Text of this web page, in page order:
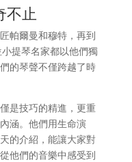
不止
帕爾曼和穆特，再到
提琴名家都以他們獨
的琴聲不僅跨越了時
是技巧的精進，更重
涵。他們用生命演
的介紹，能讓大家對
他們的音樂中感受到